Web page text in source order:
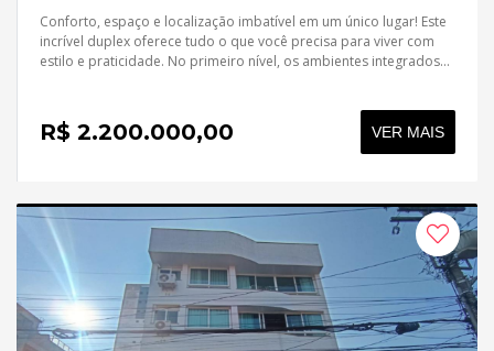
Conforto, espaço e localização imbatível em um único lugar! Este
incrível duplex oferece tudo o que você precisa para viver com
estilo e praticidade. No primeiro nível, os ambientes integrados...
R$ 2.200.000,00 VER MAIS